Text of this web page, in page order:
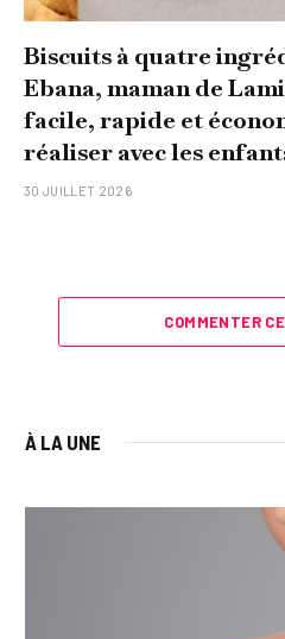
Biscuits à quatre
Ebana, maman de
facile, rapide et
réaliser avec les
30 JUILLET 2026
COMMENTER
À LA UNE